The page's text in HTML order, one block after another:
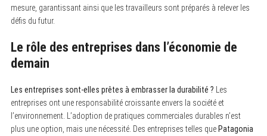
mesure, garantissant ainsi que les travailleurs sont préparés à relever les
défis du futur.
Le rôle des entreprises dans l’économie de
demain
Les entreprises sont-elles prêtes à embrasser la durabilité ? Les
entreprises ont une responsabilité croissante envers la société et
l’environnement. L’adoption de pratiques commerciales durables n’est
plus une option, mais une nécessité. Des entreprises telles que Patagonia